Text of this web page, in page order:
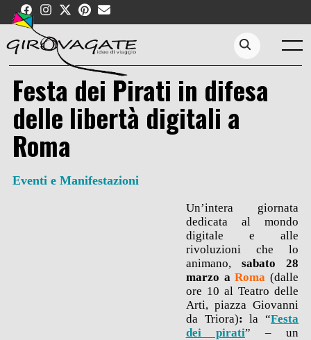
Skip
content
Menu
Search...
Festa dei Pirati in difesa
delle libertà digitali a
Roma
Eventi e Manifestazioni
Un’intera giornata
dedicata al mondo
digitale e alle
rivoluzioni che lo
animano, sabato 28
marzo aRoma(dalle
ore 10 al Teatro delle
Arti, piazza Giovanni
da Triora):la “Festa
dei pirati” – un